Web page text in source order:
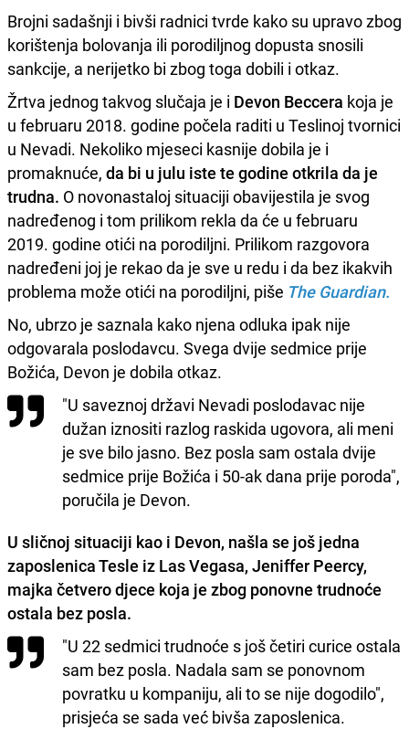
Brojni sadašnji i bivši radnici tvrde kako su upravo zbog
korištenja bolovanja ili porodiljnog dopusta snosili
sankcije, a nerijetko bi zbog toga dobili i otkaz.
Žrtva jednog takvog slučaja je i Devon Beccera koja je
u februaru 2018. godine počela raditi u Teslinoj tvornici
u Nevadi. Nekoliko mjeseci kasnije dobila je i
promaknuće, da bi u julu iste te godine otkrila da je
trudna. O novonastaloj situaciji obavijestila je svog
nadređenog i tom prilikom rekla da će u februaru
2019. godine otići na porodiljni. Prilikom razgovora
nadređeni joj je rekao da je sve u redu i da bez ikakvih
problema može otići na porodiljni, piše The Guardian.
No, ubrzo je saznala kako njena odluka ipak nije
odgovarala poslodavcu. Svega dvije sedmice prije
Božića, Devon je dobila otkaz.
"U saveznoj državi Nevadi poslodavac nije
dužan iznositi razlog raskida ugovora, ali meni
je sve bilo jasno. Bez posla sam ostala dvije
sedmice prije Božića i 50-ak dana prije poroda",
poručila je Devon.
U sličnoj situaciji kao i Devon, našla se još jedna
zaposlenica Tesle iz Las Vegasa, Jeniffer Peercy,
majka četvero djece koja je zbog ponovne trudnoće
ostala bez posla.
"U 22 sedmici trudnoće s još četiri curice ostala
sam bez posla. Nadala sam se ponovnom
povratku u kompaniju, ali to se nije dogodilo",
prisjeća se sada već bivša zaposlenica.